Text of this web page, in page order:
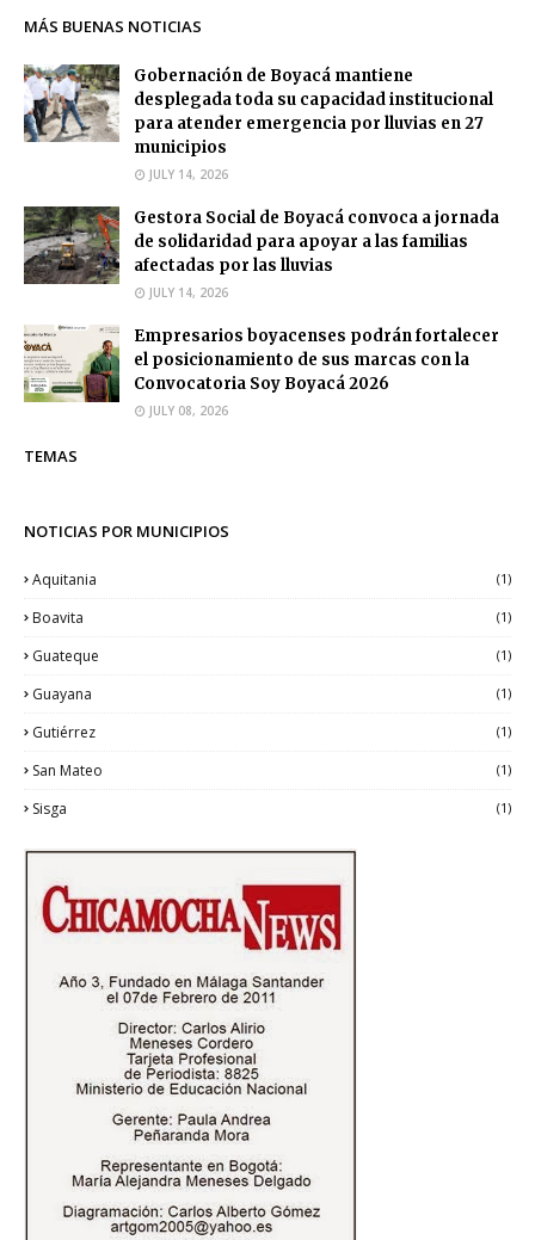
MÁS BUENAS NOTICIAS
Gobernación de Boyacá mantiene
desplegada toda su capacidad institucional
para atender emergencia por lluvias en 27
municipios
JULY 14, 2026
Gestora Social de Boyacá convoca a jornada
de solidaridad para apoyar a las familias
afectadas por las lluvias
JULY 14, 2026
Empresarios boyacenses podrán fortalecer
el posicionamiento de sus marcas con la
Convocatoria Soy Boyacá 2026
JULY 08, 2026
TEMAS
NOTICIAS POR MUNICIPIOS
Aquitania (1)
Boavita (1)
Guateque (1)
Guayana (1)
Gutiérrez (1)
San Mateo (1)
Sisga (1)